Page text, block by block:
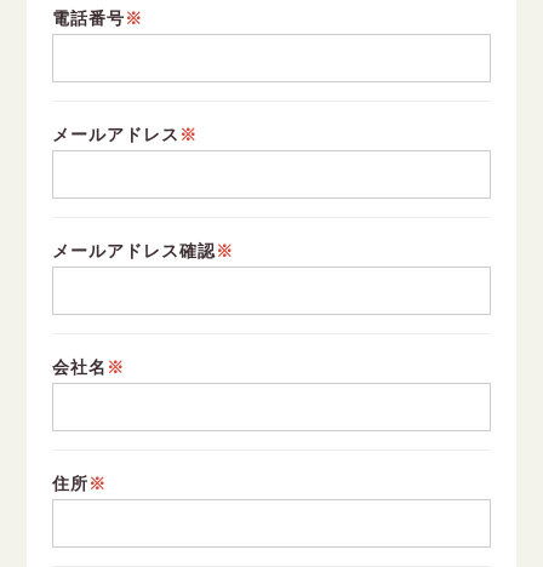
電話番号※
メールアドレス ※
メールアドレス確認※
会社名 ※
住所※